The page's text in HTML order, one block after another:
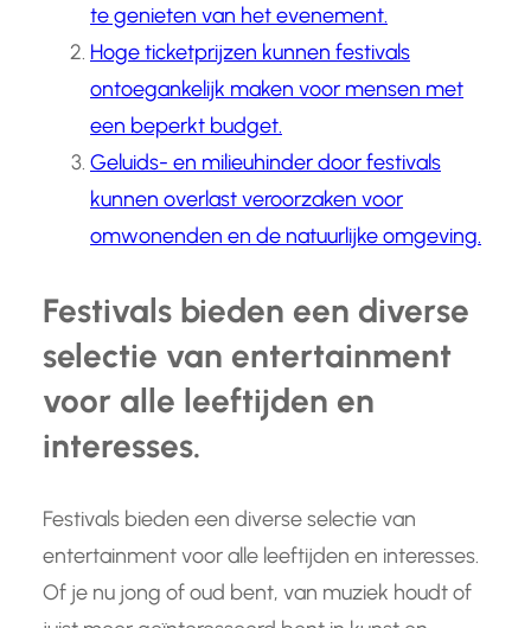
te genieten van het evenement.
Hoge ticketprijzen kunnen festivals
ontoegankelijk maken voor mensen met
een beperkt budget.
Geluids- en milieuhinder door festivals
kunnen overlast veroorzaken voor
omwonenden en de natuurlijke omgeving.
Festivals bieden een diverse
selectie van entertainment
voor alle leeftijden en
interesses.
Festivals bieden een diverse selectie van
entertainment voor alle leeftijden en interesses.
Of je nu jong of oud bent, van muziek houdt of